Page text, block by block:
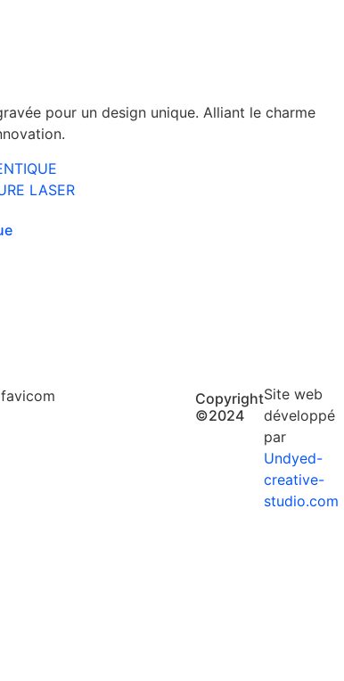
pour un design unique. Alliant le charme
Copyright
©2024
Site web
développé
par
Undyed-
creative-
studio.com